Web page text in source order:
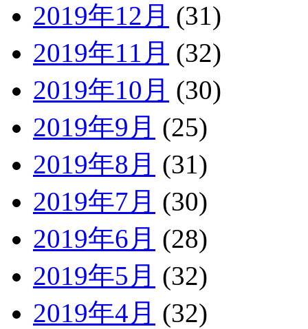
2019年12月 (31)
2019年11月 (32)
2019年10月 (30)
2019年9月 (25)
2019年8月 (31)
2019年7月 (30)
2019年6月 (28)
2019年5月 (32)
2019年4月 (32)